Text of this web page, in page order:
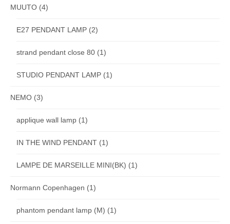
MUUTO (4)
E27 PENDANT LAMP (2)
strand pendant close 80 (1)
STUDIO PENDANT LAMP (1)
NEMO (3)
applique wall lamp (1)
IN THE WIND PENDANT (1)
LAMPE DE MARSEILLE MINI(BK) (1)
Normann Copenhagen (1)
phantom pendant lamp (M) (1)